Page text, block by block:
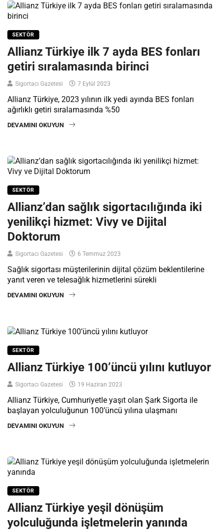
SEKTÖR
Allianz Türkiye ilk 7 ayda BES fonları
getiri sıralamasında birinci
Sigortacı Gazetesi 7 Eylül 2023
Allianz Türkiye, 2023 yılının ilk yedi ayında BES fonları
ağırlıklı getiri sıralamasında %50
DEVAMINI OKUYUN
SEKTÖR
Allianz’dan sağlık sigortacılığında iki
yenilikçi hizmet: Vivy ve Dijital
Doktorum
Sigortacı Gazetesi 6 Temmuz 2023
Sağlık sigortası müşterilerinin dijital çözüm beklentilerine
yanıt veren ve telesağlık hizmetlerini sürekli
DEVAMINI OKUYUN
SEKTÖR
Allianz Türkiye 100’üncü yılını kutluyor
Sigortacı Gazetesi 19 Haziran 2023
Allianz Türkiye, Cumhuriyetle yaşıt olan Şark Sigorta ile
başlayan yolculuğunun 100’üncü yılına ulaşmanı
DEVAMINI OKUYUN
SEKTÖR
Allianz Türkiye yeşil dönüşüm
yolculuğunda işletmelerin yanında